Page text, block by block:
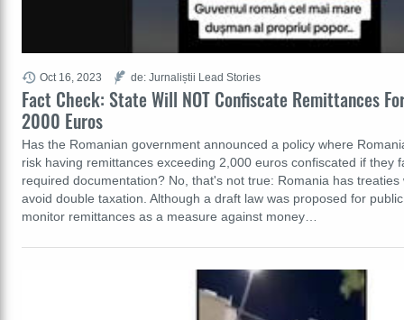
Fact Check: State Will NOT Confiscate Remittances
2000 Euros
Has the Romanian government announced a policy where
risk having remittances exceeding 2,000 euros confiscated if they
required documentation? No, that's not true: Romania has
avoid double taxation. Although a draft law was proposed for
monitor remittances as a measure against money…
Oct 16, 2023 de: Jurnaliștii Lead Stories